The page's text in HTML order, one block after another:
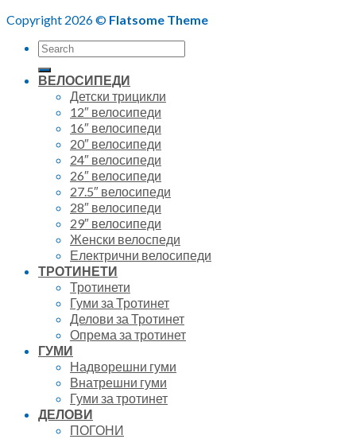
Copyright 2026 © Flatsome Theme
Search
for:
ВЕЛОСИПЕДИ
Детски трицикли
12″ велосипеди
16″ велосипеди
20″ велосипеди
24″ велосипеди
26″ велосипеди
27.5″ велосипеди
28″ велосипеди
29″ велосипеди
Женски велоспеди
Електрични велосипеди
ТРОТИНЕТИ
Тротинети
Гуми за Тротинет
Делови за Тротинет
Опрема за тротинет
ГУМИ
Надворешни гуми
Внатрешни гуми
Гуми за тротинет
ДЕЛОВИ
ПОГОНИ